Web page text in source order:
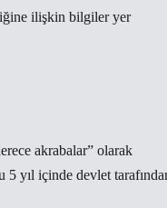
ilişkin bilgiler yer
akrabalar” olarak
5 yıl içinde devlet